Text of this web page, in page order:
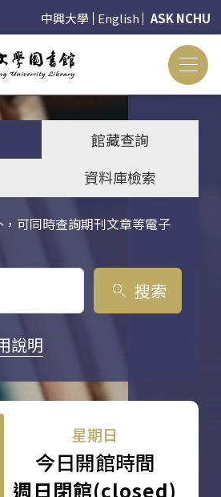
中興大學 English ASK NCHU
館藏查詢
資料庫檢索
可同時查詢期刊文章等電子
search 搜索
說明
星期日
今日開館時間
週日閉館(closed)